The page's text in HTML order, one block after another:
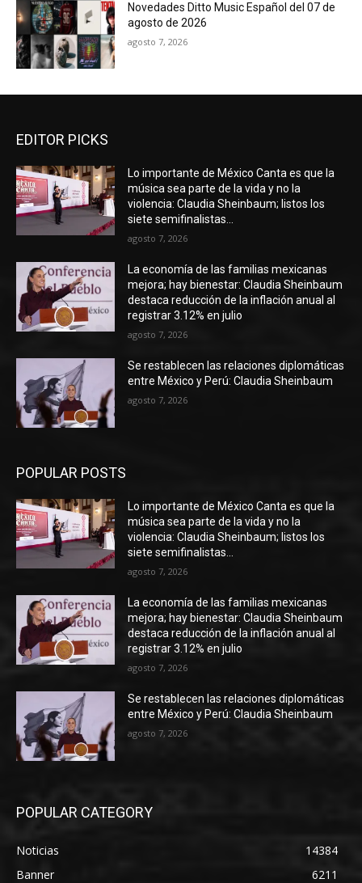
Novedades Ditto Music Español del 07 de
agosto de 2026
agosto 7, 2026
EDITOR PICKS
Lo importante de México Canta es que la
música sea parte de la vida y no la
violencia: Claudia Sheinbaum; listos los
siete semifinalistas...
agosto 7, 2026
La economía de las familias mexicanas
mejora; hay bienestar: Claudia Sheinbaum
destaca reducción de la inflación anual al
registrar 3.12% en julio
agosto 7, 2026
Se restablecen las relaciones diplomáticas
entre México y Perú: Claudia Sheinbaum
agosto 7, 2026
POPULAR POSTS
Lo importante de México Canta es que la
música sea parte de la vida y no la
violencia: Claudia Sheinbaum; listos los
siete semifinalistas...
agosto 7, 2026
La economía de las familias mexicanas
mejora; hay bienestar: Claudia Sheinbaum
destaca reducción de la inflación anual al
registrar 3.12% en julio
agosto 7, 2026
Se restablecen las relaciones diplomáticas
entre México y Perú: Claudia Sheinbaum
agosto 7, 2026
POPULAR CATEGORY
Noticias
14384
Banner
6211